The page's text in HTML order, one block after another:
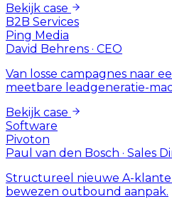
Bekijk case
B2B Services
Ping Media
David Behrens · CEO
Van losse campagnes naar
meetbare leadgeneratie-
Bekijk case
Software
Pivoton
Paul van den Bosch · Sales
Structureel nieuwe A-
bewezen outbound aanpak.